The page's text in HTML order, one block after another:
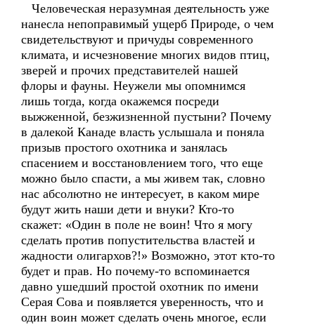
Человеческая неразумная деятельность уже
нанесла непоправимый ущерб Природе, о чем
свидетельствуют и причуды современного
климата, и исчезновение многих видов птиц,
зверей и прочих представителей нашей
флоры и фауны. Неужели мы опомнимся
лишь тогда, когда окажемся посреди
выжженной, безжизненной пустыни? Почему
в далекой Канаде власть услышала и поняла
призыв простого охотника и занялась
спасением и восстановлением того, что еще
можно было спасти, а мы живем так, словно
нас абсолютно не интересует, в каком мире
будут жить наши дети и внуки? Кто-то
скажет: «Один в поле не воин! Что я могу
сделать против попустительства властей и
жадности олигархов?!» Возможно, этот кто-то
будет и прав. Но почему-то вспоминается
давно ушедший простой охотник по имени
Серая Сова и появляется уверенность, что и
один воин может сделать очень многое, если